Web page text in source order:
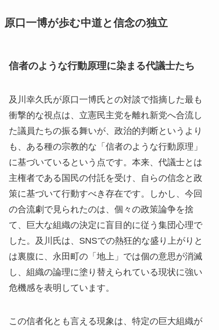
原口一博が歩む中道と信念の独立
信者のような行動原理に染まる代議士たち
及川幸久氏が原口一博氏との対談で指摘した最も
衝撃的な視点は、立憲民主党を離れ新党へ合流し
た議員たちの振る舞いが、政治的判断というより
も、ある種の宗教的な「信者のような行動原理」
に基づいているという点です。本来、代議士とは
主権者である国民の付託を受け、自らの信念と政
策に基づいて行動すべき存在です。しかし、今回
の合流劇で見られたのは、個々の政策論争を捨
て、巨大な組織の決定に盲目的に従う集団心理で
した。及川氏は、SNSでの熱狂的な盛り上がりと
は裏腹に、永田町の「地上」では個の意思が消滅
し、組織の論理に塗り替えられている現状に強い
危機感を表明しています。
この信者化とも言える現象は、特定の巨大組織が